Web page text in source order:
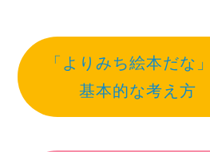
「よりみち絵本だな
基本的な考え方